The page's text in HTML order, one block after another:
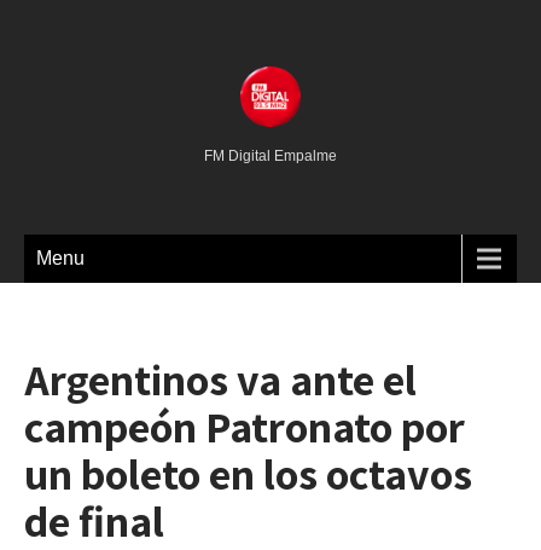
FM Digital Empalme
Menu
Argentinos va ante el
campeón Patronato por
un boleto en los octavos
de final